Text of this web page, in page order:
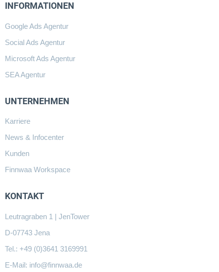
INFORMATIONEN
Google Ads Agentur
Social Ads Agentur
Microsoft Ads Agentur
SEA Agentur
UNTERNEHMEN
Karriere
News & Infocenter
Kunden
Finnwaa Workspace
KONTAKT
Leutragraben 1 | JenTower
D-07743 Jena
Tel.: +49 (0)3641 3169991
E-Mail: info@finnwaa.de